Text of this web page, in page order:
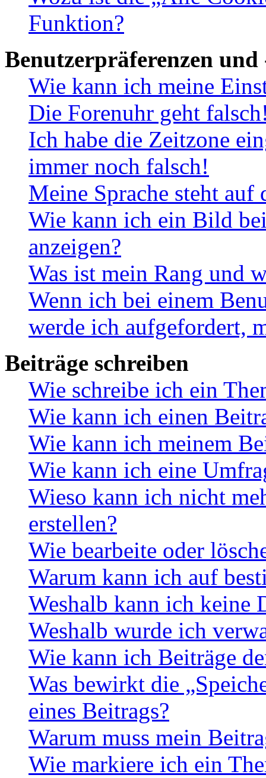
Funktion?
Benutzerpräferenzen und
Wie kann ich meine
Die Forenuhr geht
Ich habe die Zeitzone
immer noch falsch!
Meine Sprache steht
Wie kann ich ein Bild
anzeigen?
Was ist mein Rang und
Wenn ich bei einem
werde ich aufgefordert,
Beiträge schreiben
Wie schreibe ich ein
Wie kann ich einen
Wie kann ich meinem
Wie kann ich eine
Wieso kann ich nicht
erstellen?
Wie bearbeite oder
Warum kann ich auf
Weshalb kann ich keine
Weshalb wurde ich
Wie kann ich Beiträge
Was bewirkt die
eines Beitrags?
Warum muss mein
Wie markiere ich ein